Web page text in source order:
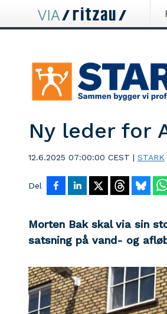
Ny leder for
12.6.2025 07:00:00 CEST | STARK
Del
Morten Bak skal via sin
satsning på vand- og